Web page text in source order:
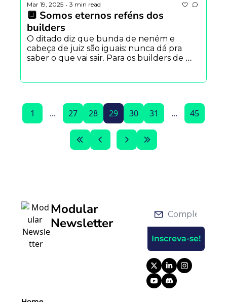
Mar 19, 2025 • 3 min read
🔲 Somos eternos reféns dos
builders
O ditado diz que bunda de neném e
cabeça de juiz são iguais: nunca dá pra
saber o que vai sair. Para os builders de
1 ... 27 28 29 30 31 ... 45
Modular
Newsletter
Inscreva-se!